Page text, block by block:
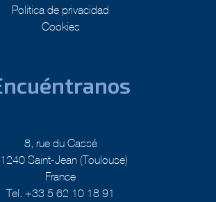
Politica de privacidad
Cookies
8, rue du Cassé
Saint-Jean (Toulouse)
France
Tel. +33 5 62 10 18 91